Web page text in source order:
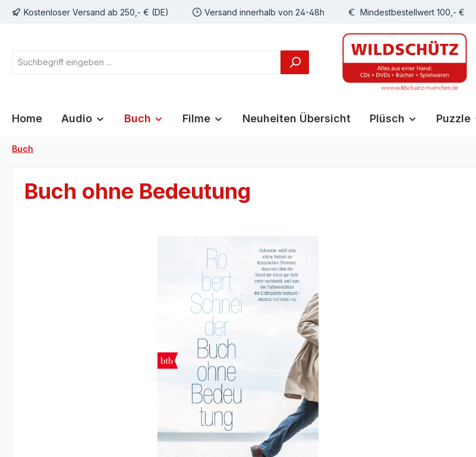
Zur Hauptnavigation springen
Kostenloser Versand ab 250,- € (DE) Versand innerhalb von 24-48h Mindestbestellwert 100,- €
Home Audio Buch Filme Neuheiten Übersicht Plüsch Puzzle
Buch
Buch ohne Bedeutung